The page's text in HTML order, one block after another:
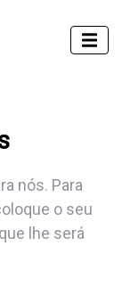
nós. Para
o seu
lhe será